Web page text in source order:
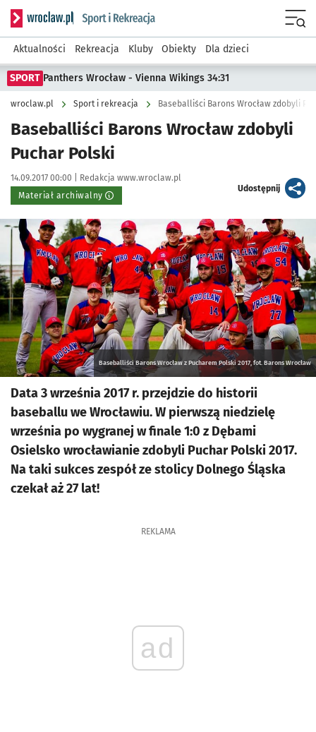
Serwis informacyjny wroclaw.pl podserwis: Sport i rekreacja
Aktualności Rekreacja Kluby Obiekty Dla dzieci
SPORT Panthers Wrocław - Vienna Wikings 34:31
wroclaw.pl Sport i rekreacja Baseballiści Barons Wrocław zdobyli
Baseballiści Barons Wrocław zdobyli
Puchar Polski
Data publikacji:
14.09.2017 00:00 | Autor:
Redakcja www.wroclaw.pl
Materiał archiwalny
Udostępnijartykuł
Kliknij, aby powiększyć
Baseballiści Barons Wrocław z Pucharem Polski 2017, fot. Barons Wrocław
Data 3 września 2017 r. przejdzie do historii
baseballu we Wrocławiu. W pierwszą niedzielę
września po wygranej w finale 1:0 z Dębami
Osielsko wrocławianie zdobyli Puchar Polski 2017.
Na taki sukces zespół ze stolicy Dolnego Śląska
czekał aż 27 lat!
REKLAMA
ad